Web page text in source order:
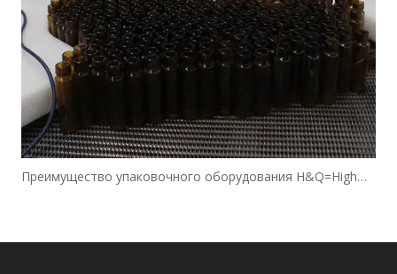
Преимущество упаковочного оборудования H&Q=HighQuality